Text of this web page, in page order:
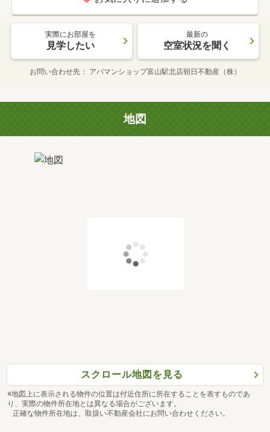
実際にお部屋を
見学したい
最新の
空室状況を聞く
お問い合わせ先 アパマンショップ富山駅北店朝日不動産（株）
地図
スクロール地図を見る
※地図上に表示される物件の位置は付近住所に所在することを表すものであ
り、実際の物件所在地とは異なる場合がございます。
正確な物件所在地は、取扱い不動産会社にお問い合わせください。